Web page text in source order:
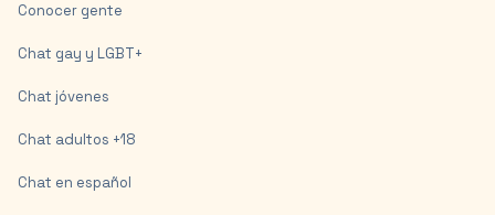
Conocer gente
Chat gay y LGBT+
Chat jóvenes
Chat adultos +18
Chat en español